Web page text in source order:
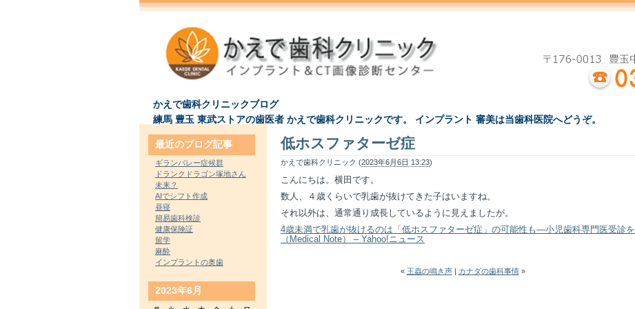
かえで歯科クリニックブログ
練馬 豊玉 東武ストアの歯医者 かえで歯科クリニックです。 インプラント 審美は当歯科医院へどうぞ。
低ホスファターゼ症
かえで歯科クリニック (2023年6月6日 13:23)
こんにちは。横田です。
数人、４歳くらいで乳歯が抜けてきた子はいますね。
それ以外は、通常通り成長しているように見えましたが。
4歳未満で乳歯が抜けるのは「低ホスファターゼ症」の可能性も―小児歯科専門医受診を
（Medical Note） – Yahoo!ニュース
« 王蟲の鳴き声| カナダの歯科事情»
最近のブログ記事
ギランバレー症候群
ドランクドラゴン塚地さん
未来？
AIでシフト作成
昼寝
簡易歯科検診
健康保険証
留学
麻酔
インプラントの奥歯
2023年6月